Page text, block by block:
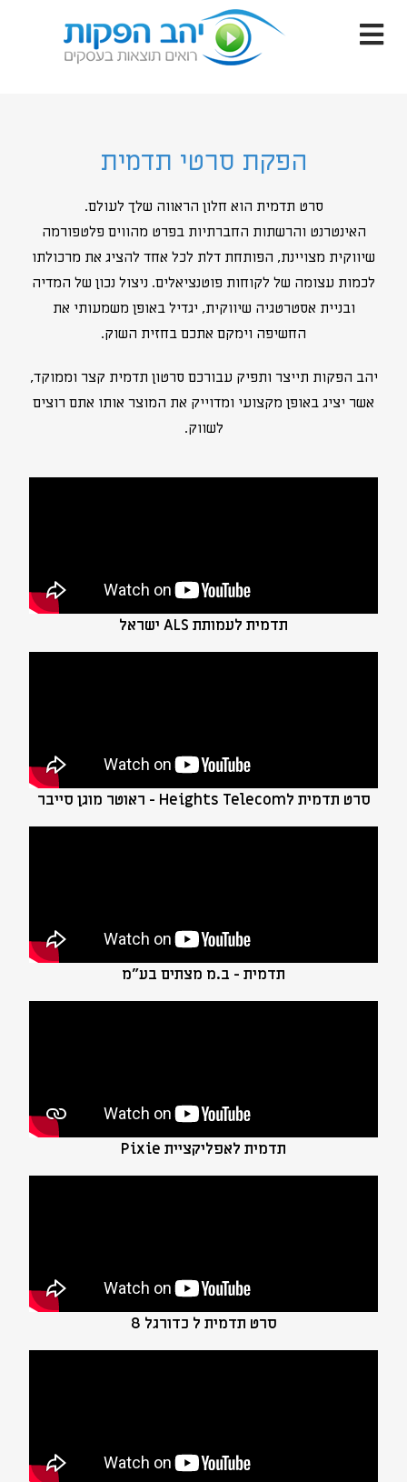
הפקת סרטי תדמית
סרט תדמית הוא חלון הראווה שלך לעולם.
האינטרנט והרשתות החברתיות בפרט מהווים פלטפורמה
שיווקית מצויינת, הפותחת דלת לכל אחד להציג את מרכולתו
לכמות עצומה של לקוחות פוטנציאלים. ניצול נכון של המדיה
ובניית אסטרטגיה שיווקית, יגדיל באופן משמעותי את
החשיפה וימקם אתכם בחזית השוק.
יהב הפקות תייצר ותפיק עבורכם סרטון תדמית קצר וממוקד,
אשר יציג באופן מקצועי ומדוייק את המוצר אותו אתם רוצים
לשווק.
תדמית לעמותת ALS ישראל
סרט תדמית לHeights Telecom - ראוטר מוגן סייבר
תדמית - ב.מ מצתים בע"מ
תדמית לאפליקציית Pixie
סרט תדמית ל כדורגל 8